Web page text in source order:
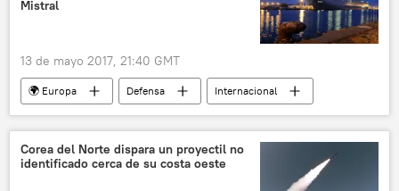
Mistral
13 de mayo 2017, 21:40 GMT
🌍 Europa Defensa
Internacional
🌍 Oriente Medio
Rusia
Egipto
Francia
Mistral
Ka-52
buques de guerra
portahelicópteros
Corea del Norte dispara un proyectil no
identificado cerca de su costa oeste